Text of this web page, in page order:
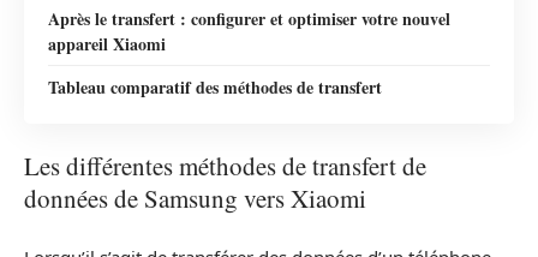
Après le transfert : configurer et optimiser votre nouvel
appareil Xiaomi
Tableau comparatif des méthodes de transfert
Les différentes méthodes de transfert de
données de Samsung vers Xiaomi